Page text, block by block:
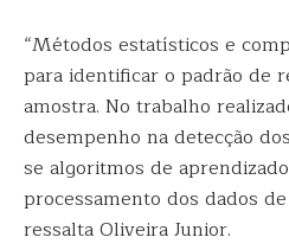
“Métodos estatísticos e
para identificar o padrão de
amostra. No trabalho
desempenho na detecção
se algoritmos de
processamento dos dados
ressalta Oliveira Junior.